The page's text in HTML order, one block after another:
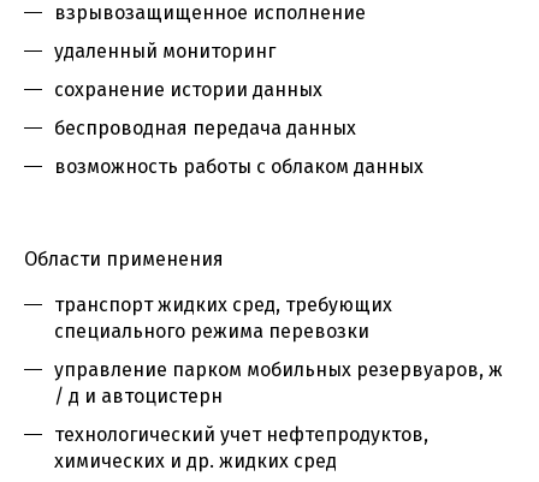
взрывозащищенное исполнение
удаленный мониторинг
сохранение истории данных
беспроводная передача данных
возможность работы с облаком данных
Области применения
транспорт жидких сред, требующих
специального режима перевозки
управление парком мобильных резервуаров, ж
/ д и автоцистерн
технологический учет нефтепродуктов,
химических и др. жидких сред